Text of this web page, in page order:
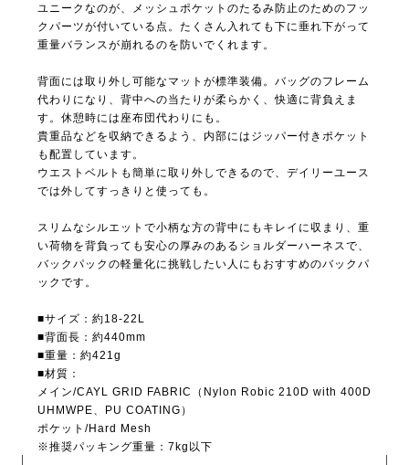
ユニークなのが、メッシュポケットのたるみ防止のためのフッ
クパーツが付いている点。たくさん入れても下に垂れ下がって
重量バランスが崩れるのを防いでくれます。
背面には取り外し可能なマットが標準装備。バッグのフレーム
代わりになり、背中への当たりが柔らかく、快適に背負えま
す。休憩時には座布団代わりにも。
貴重品などを収納できるよう、内部にはジッパー付きポケット
も配置しています。
ウエストベルトも簡単に取り外しできるので、デイリーユース
では外してすっきりと使っても。
スリムなシルエットで小柄な方の背中にもキレイに収まり、重
い荷物を背負っても安心の厚みのあるショルダーハーネスで、
バックパックの軽量化に挑戦したい人にもおすすめのバックパ
ックです。
■サイズ：約18-22L
■背面長：約440mm
■重量：約421g
■材質：
メイン/CAYL GRID FABRIC（Nylon Robic 210D with 400D
UHMWPE、PU COATING）
ポケット/Hard Mesh
※推奨パッキング重量：7kg以下